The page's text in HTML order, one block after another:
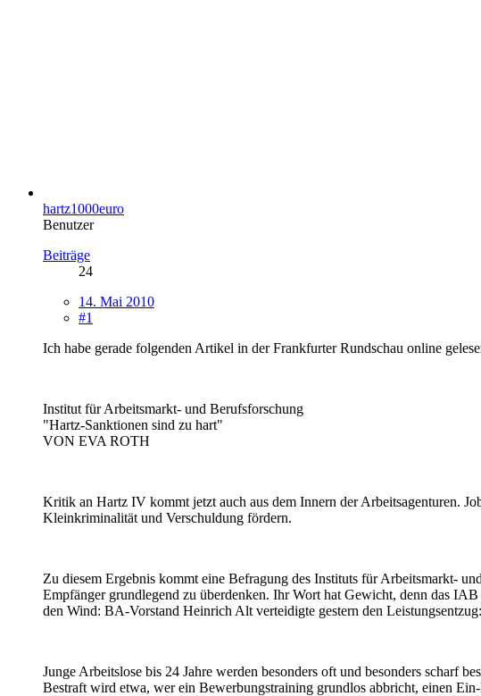
hartz1000euro
Benutzer
Beiträge
24
14. Mai 2010
#1
Ich habe gerade folgenden Artikel in der Frankfurter Rundschau online
Institut für Arbeitsmarkt- und Berufsforschung
"Hartz-Sanktionen sind zu hart"
VON EVA ROTH
Kritik an Hartz IV kommt jetzt auch aus dem Innern der Arbeitsagenturen.
Kleinkriminalität und Verschuldung fördern.
Zu diesem Ergebnis kommt eine Befragung des Instituts für Arbeitsmarkt-
Empfänger grundlegend zu überdenken. Ihr Wort hat Gewicht, denn das
den Wind: BA-Vorstand Heinrich Alt verteidigte gestern den
Junge Arbeitslose bis 24 Jahre werden besonders oft und besonders scharf
Bestraft wird etwa, wer ein Bewerbungstraining grundlos abbricht, einen